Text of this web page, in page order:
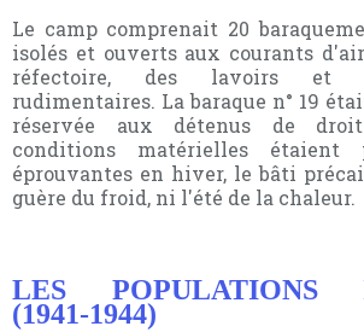
Le camp comprenait 20
isolés et ouverts aux courants
réfectoire, des lavoirs et
rudimentaires. La baraque n° 19
réservée aux détenus de
conditions matérielles étaient
éprouvantes en hiver, le bâti
guère du froid, ni l'été de la chaleur.
LES POPULATIONS
(1941-1944)